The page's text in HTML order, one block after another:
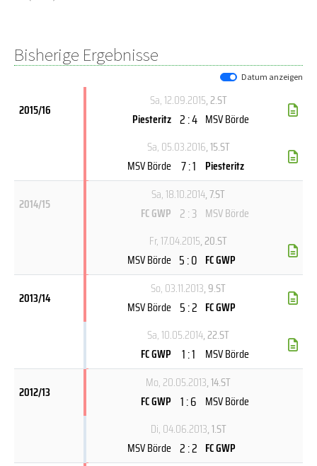
Bisherige Ergebnisse
Datum anzeigen
2015/16
Sa, 12.09.2015, 2.ST
Piesteritz 2 : 4 MSV Börde
Sa, 05.03.2016, 15.ST
MSV Börde 7 : 1 Piesteritz
2014/15
Sa, 18.10.2014, 7.ST
FC GWP 2 : 3 MSV Börde
Fr, 17.04.2015, 20.ST
MSV Börde 5 : 0 FC GWP
2013/14
So, 03.11.2013, 9.ST
MSV Börde 5 : 2 FC GWP
Sa, 10.05.2014, 22.ST
FC GWP
1 : 1 MSV Börde
2012/13
Mo, 20.05.2013, 14.ST
FC GWP 1 : 6 MSV Börde
Di, 04.06.2013, 1.ST
MSV Börde 2 : 2 FC GWP